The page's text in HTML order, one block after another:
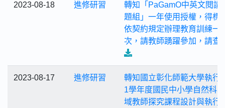
2023-08-18 進修研習
轉知「PaGamO中英文閱讀
題組」一年使用授權，得標
依契約規定辦理教育訓練一
次，請教師踴躍參加，請查
2023-08-17 進修研習
轉知國立彰化師範大學執行
1學年度國民中小學自然科
域教師探究課程設計與執行